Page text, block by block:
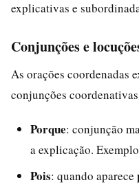
explicativas e
Conjunções e
As orações coordenadas
conjunções
Porque: conjunção
a explicação.
Pois: quando aparece